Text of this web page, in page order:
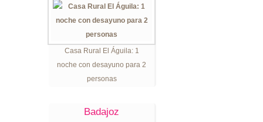
Casa Rural El Águila: 1
noche con desayuno para 2
personas
Badajoz